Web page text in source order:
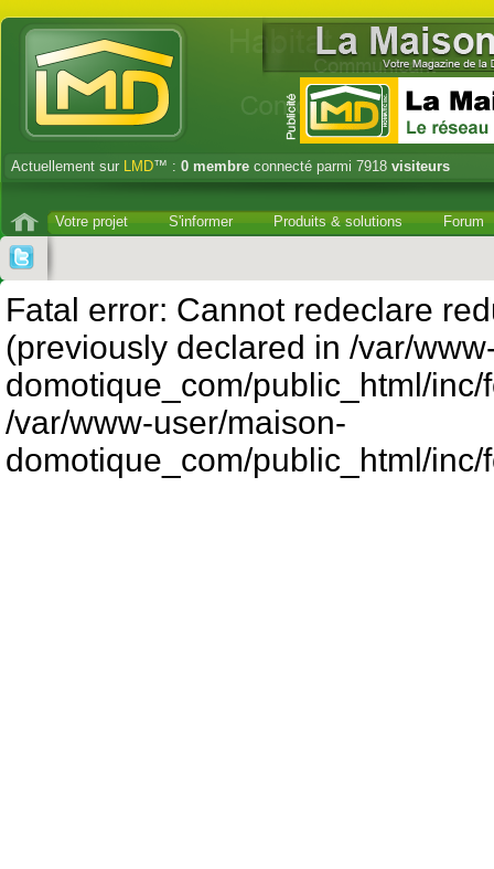
Actuellement sur LMD™ : 0 membre connecté parmi 7918 visiteurs
Votre projet S'informer Produits & solutions Forum
Fatal error: Cannot redeclare
(previously declared in /var/
domotique_com/public_html/
/var/www-user/maison-
domotique_com/public_html/